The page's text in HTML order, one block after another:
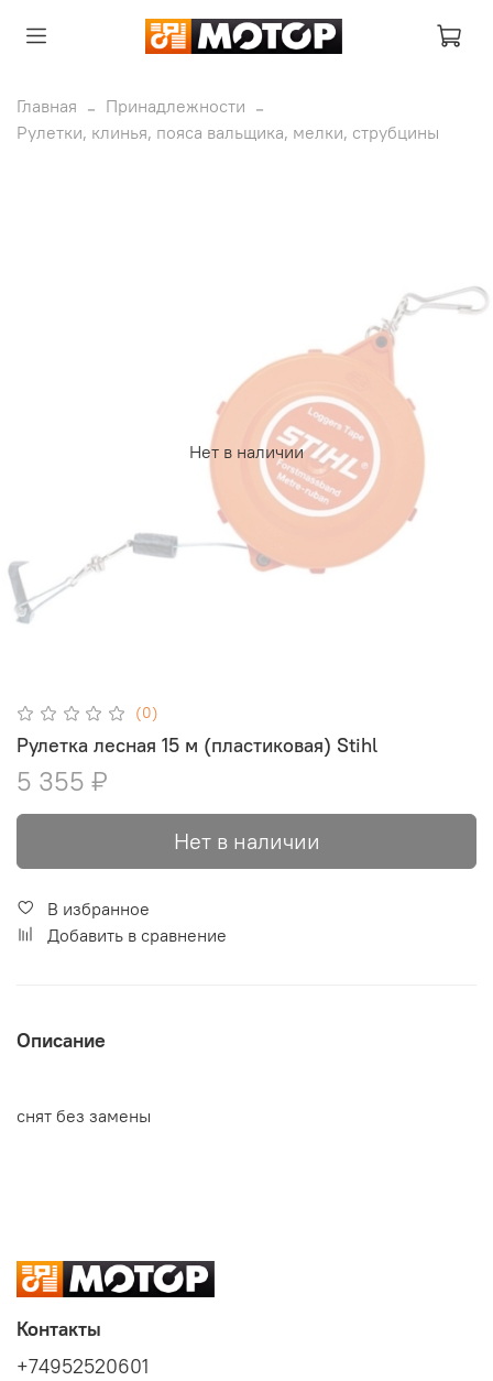
Главная
Принадлежности
Рулетки, клинья, пояса вальщика, мелки, струбцины
Нет в наличии
(0)
Рулетка лесная 15 м (пластиковая) Stihl
5 355 ₽
Нет в наличии
В избранное
Добавить в сравнение
Описание
снят без замены
Контакты
+74952520601